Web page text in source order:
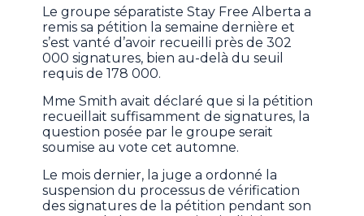
Le groupe séparatiste Stay Free Alberta a
remis sa pétition la semaine dernière et
s’est vanté d’avoir recueilli près de 302
000 signatures, bien au-delà du seuil
requis de 178 000.
Mme Smith avait déclaré que si la pétition
recueillait suffisamment de signatures, la
question posée par le groupe serait
soumise au vote cet automne.
Le mois dernier, la juge a ordonné la
suspension du processus de vérification
des signatures de la pétition pendant son